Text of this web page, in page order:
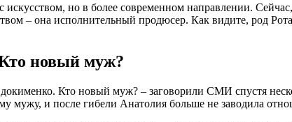
но в более современном направлении.
– она исполнительный продюсер. Как видите, род
новый муж?
Кто новый муж? – заговорили СМИ спустя
мужу, и после гибели Анатолия больше не заводила